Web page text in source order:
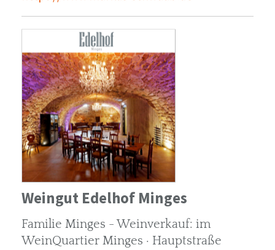
Weingut Edelhof Minges
Familie Minges - Weinverkauf: im
WeinQuartier Minges · Hauptstraße